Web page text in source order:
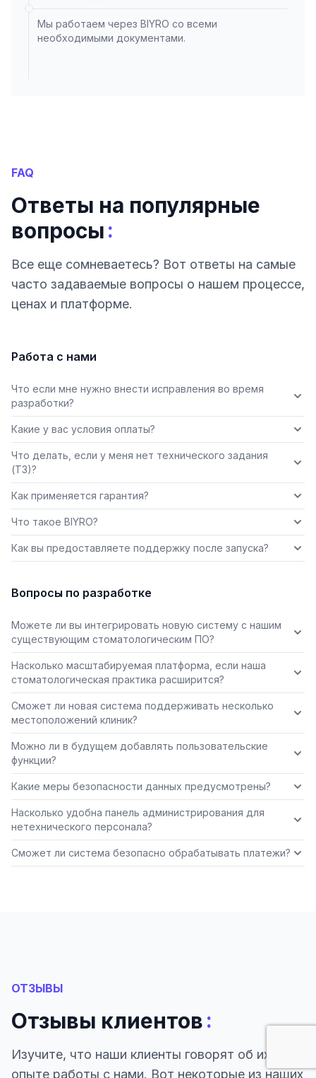
Мы работаем через BIYRO со всеми
необходимыми документами.
FAQ
Ответы на популярные
вопросы:
Все еще сомневаетесь? Вот ответы на самые
часто задаваемые вопросы о нашем процессе,
ценах и платформе.
Работа с нами
Что если мне нужно внести исправления во время
разработки?
Какие у вас условия оплаты?
Что делать, если у меня нет технического задания
(ТЗ)?
Как применяется гарантия?
Что такое BIYRO?
Как вы предоставляете поддержку после запуска?
Вопросы по разработке
Можете ли вы интегрировать новую систему с нашим
существующим стоматологическим ПО?
Насколько масштабируемая платформа, если наша
стоматологическая практика расширится?
Сможет ли новая система поддерживать несколько
местоположений клиник?
Можно ли в будущем добавлять пользовательские
функции?
Какие меры безопасности данных предусмотрены?
Насколько удобна панель администрирования для
нетехнического персонала?
Сможет ли система безопасно обрабатывать платежи?
ОТЗЫВЫ
Отзывы клиентов:
Изучите, что наши клиенты говорят об их
опыте работы с нами. Вот некоторые из наших